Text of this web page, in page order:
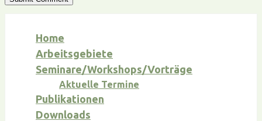
Home
Arbeitsgebiete
Seminare/Workshops/Vorträge
Aktuelle Termine
Publikationen
Downloads